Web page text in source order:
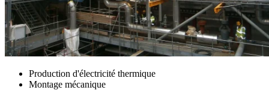
Production d'électricité thermique
Montage mécanique